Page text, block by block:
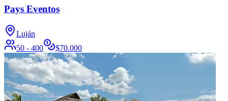
Pays Eventos
Luján
50 - 400
$70.000